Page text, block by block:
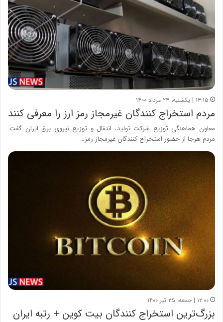
۱۳:۱۵ | یکشنبه، ۲۴ مرداد ۱۴۰۰
مردم استخراج کنندگان غیرمجاز رمز ارز را معرفی کنند
معاون هماهنگی توزیع شرکت تولید، انتقال و توزیع نیروی برق ایران گفت:
مردم هرجا از حضور استخراج کنندگان غیرمجاز رمز…
۱۲:۰۰ | جمعه، ۲۵ تیر ۱۴۰۰
بزرگ‌ترین استخراج کنندگان بیت کوین + رتبه ایران